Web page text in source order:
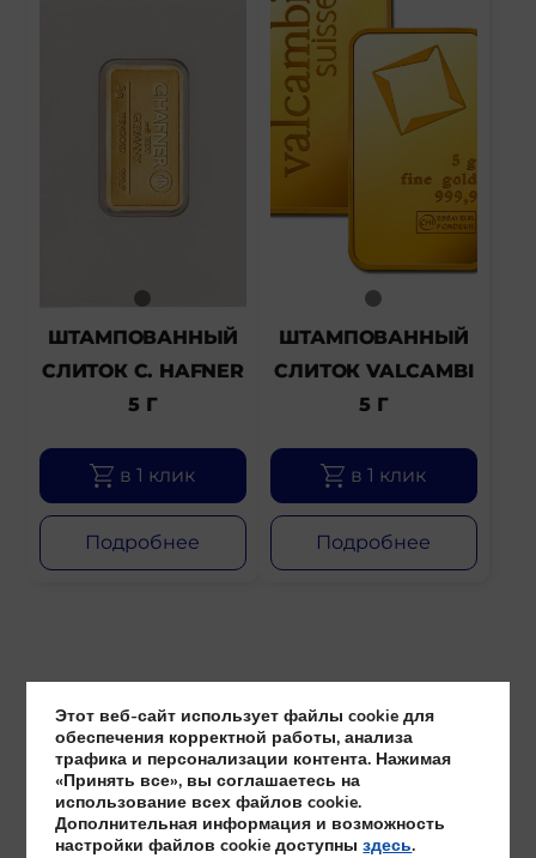
ШТАМПОВАННЫЙ
СЛИТОК C. HAFNER
5 Г
в 1 клик
Подробнее
ШТАМПОВАННЫЙ
СЛИТОК VALCAMBI
5 Г
в 1 клик
Подробнее
Этот веб-сайт использует файлы cookie для
обеспечения корректной работы, анализа
трафика и персонализации контента. Нажимая
«Принять все», вы соглашаетесь на
использование всех файлов cookie.
Дополнительная информация и возможность
настройки файлов cookie доступныздесь.